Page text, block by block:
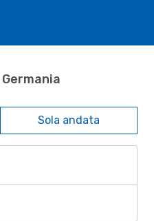
Sola andata